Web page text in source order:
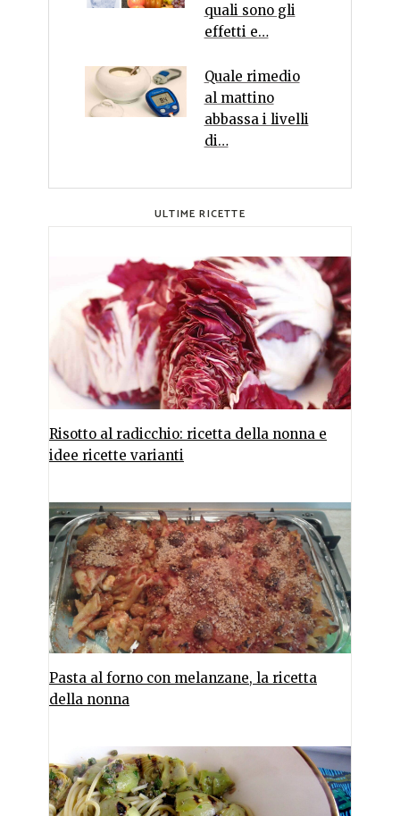
quali sono gli
effetti e…
Quale rimedio
al mattino
abbassa i livelli
di…
ULTIME RICETTE
Risotto al radicchio: ricetta della nonna e
idee ricette varianti
Pasta al forno con melanzane, la ricetta
della nonna